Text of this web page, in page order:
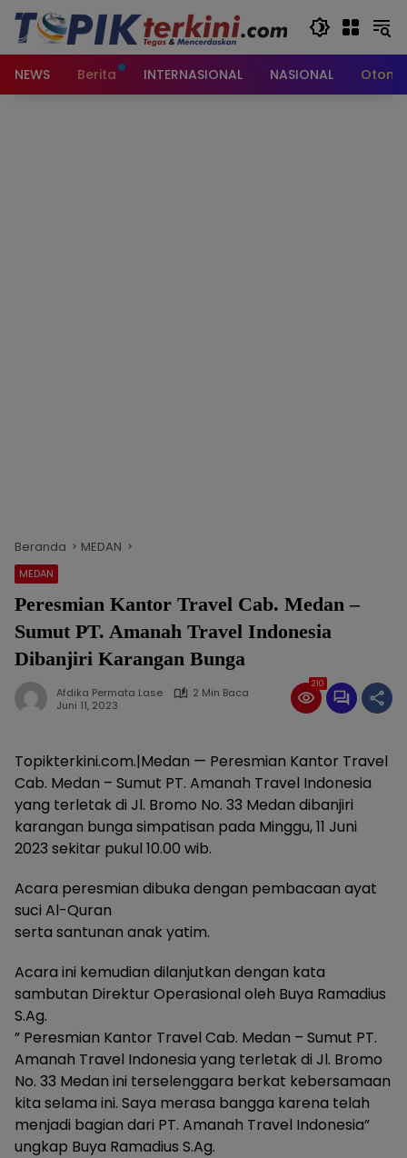
Langsung
konten
NEWS
Berita INTERNASIONAL NASIONAL
Beranda MEDAN
MEDAN
Peresmian Kantor Travel Cab. Medan –
Sumut PT. Amanah Travel Indonesia
Dibanjiri Karangan Bunga
Afdika Permata Lase
2 Min Baca
Juni 11, 2023
210
Topikterkini.com.|Medan — Peresmian Kantor Travel
Cab. Medan – Sumut PT. Amanah Travel Indonesia
yang terletak di Jl. Bromo No. 33 Medan dibanjiri
karangan bunga simpatisan pada Minggu, 11 Juni
2023 sekitar pukul 10.00 wib.
Acara peresmian dibuka dengan pembacaan ayat
suci Al-Quran
serta santunan anak yatim.
Acara ini kemudian dilanjutkan dengan kata
sambutan Direktur Operasional oleh Buya Ramadius
S.Ag.
” Peresmian Kantor Travel Cab. Medan – Sumut PT.
Amanah Travel Indonesia yang terletak di Jl. Bromo
No. 33 Medan ini terselenggara berkat kebersamaan
kita selama ini. Saya merasa bangga karena telah
menjadi bagian dari PT. Amanah Travel Indonesia”
ungkap Buya Ramadius S.Ag.